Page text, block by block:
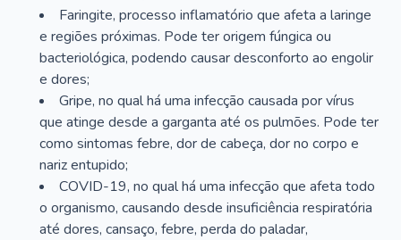
Faringite, processo inflamatório que afeta a laringe
e regiões próximas. Pode ter origem fúngica ou
bacteriológica, podendo causar desconforto ao engolir
e dores;
Gripe, no qual há uma infecção causada por vírus
que atinge desde a garganta até os pulmões. Pode ter
como sintomas febre, dor de cabeça, dor no corpo e
nariz entupido;
COVID-19, no qual há uma infecção que afeta todo
o organismo, causando desde insuficiência respiratória
até dores, cansaço, febre, perda do paladar,